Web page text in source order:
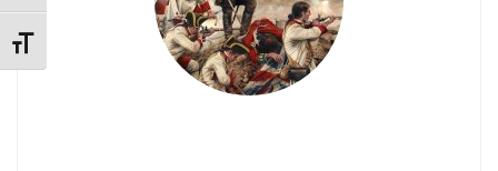
Alternar tamaño de letra